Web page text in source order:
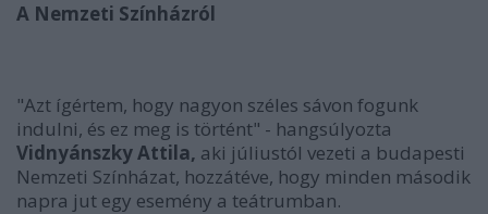
A Nemzeti Színházról
"Azt ígértem, hogy nagyon széles sávon fogunk
indulni, és ez meg is történt" - hangsúlyozta
Vidnyánszky Attila, aki júliustól vezeti a budapesti
Nemzeti Színházat, hozzátéve, hogy minden második
napra jut egy esemény a teátrumban.